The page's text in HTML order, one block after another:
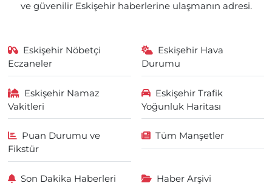
ve güvenilir Eskişehir haberlerine ulaşmanın adresi.
Eskişehir Nöbetçi
Eczaneler
Eskişehir Hava
Durumu
Eskişehir Namaz
Vakitleri
Eskişehir Trafik
Yoğunluk Haritası
Puan Durumu ve
Fikstür
Tüm Manşetler
Son Dakika Haberleri Haber Arşivi